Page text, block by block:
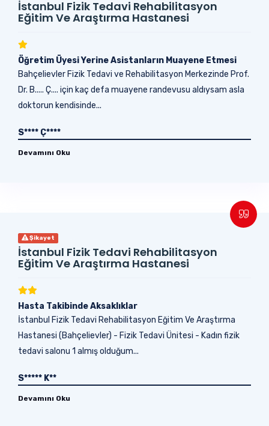
İstanbul Fizik Tedavi Rehabilitasyon
Eğitim Ve Araştırma Hastanesi
Öğretim Üyesi Yerine Asistanların Muayene Etmesi
Bahçelievler Fizik Tedavi ve Rehabilitasyon Merkezinde Prof.
Dr. B..... Ç.... için kaç defa muayene randevusu aldıysam asla
doktorun kendisinde...
S**** Ç****
Devamını Oku
Şikayet
İstanbul Fizik Tedavi Rehabilitasyon
Eğitim Ve Araştırma Hastanesi
Hasta Takibinde Aksaklıklar
İstanbul Fizik Tedavi Rehabilitasyon Eğitim Ve Araştırma
Hastanesi (Bahçelievler) - Fizik Tedavi Ünitesi - Kadın fizik
tedavi salonu 1 almış olduğum...
S***** K**
Devamını Oku